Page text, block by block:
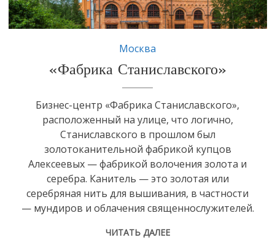
Москва
«Фабрика Станиславского»
Бизнес-центр «Фабрика Станиславского»,
расположенный на улице, что логично,
Станиславского в прошлом был
золотоканительной фабрикой купцов
Алексеевых — фабрикой волочения золота и
серебра. Канитель — это золотая или
серебряная нить для вышивания, в частности
— мундиров и облачения священнослужителей.
ЧИТАТЬ ДАЛЕЕ